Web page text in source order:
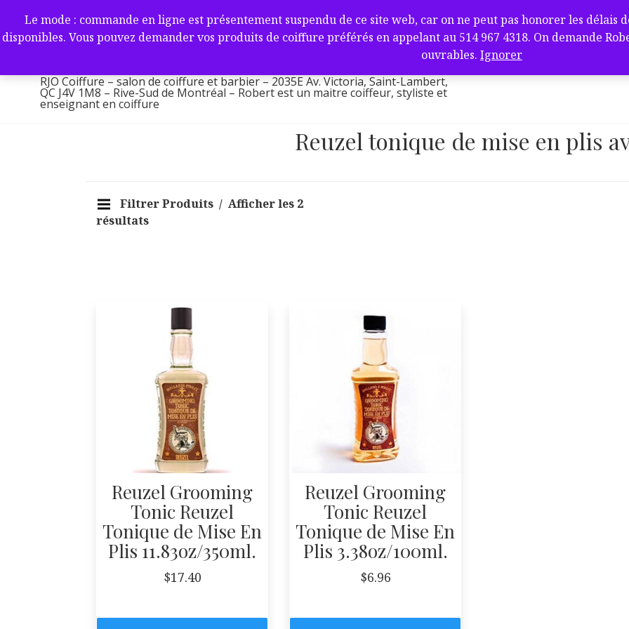
Le mode : commande en ligne est présentement suspendu de ce site web, car on ne peut pas honorer les
disponibles. Vous pouvez demander vos produits de coiffure préférés en appelant au 514 967 4318. On demande
ouvrables. Ignorer
contenu
RJO Coiffure – salon de coiffure et barbier
-2035E Av. Victoria, Saint-Lambert, QC J4V
RJO Coiffure – salon de coiffure et barbier – 2035E Av. Victoria, Saint-Lambert,
QC J4V 1M8 – Rive-Sud de Montréal – Robert est un maitre coiffeur, styliste et
enseignant en coiffure
Reuzel tonique de mise en plis
Filtrer Produits
Afficher les 2
résultats
Reuzel Grooming
Tonic Reuzel
Tonique de Mise En
Plis 11.83oz/350ml.
$17.40
Reuzel Grooming
Tonic Reuzel
Tonique de Mise En
Plis 3.38oz/100ml.
$6.96